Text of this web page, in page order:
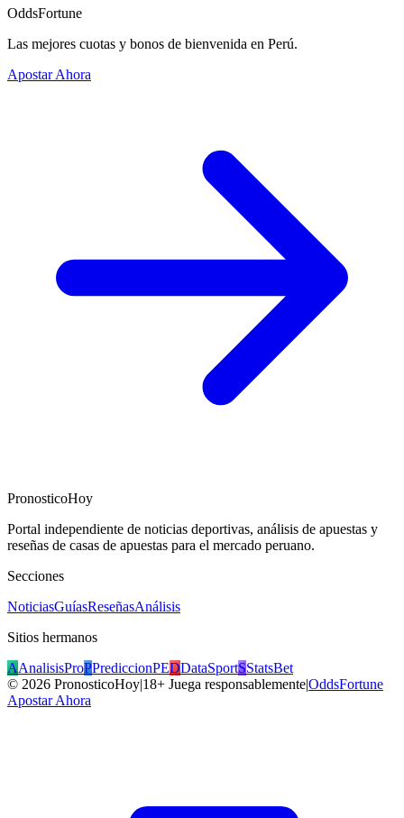
OddsFortune
Las mejores cuotas y bonos de bienvenida en Perú.
Apostar Ahora
PronosticoHoy
Portal independiente de noticias deportivas, análisis de apuestas y
reseñas de casas de apuestas para el mercado peruano.
Secciones
NoticiasGuíasReseñasAnálisis
Sitios hermanos
AAnalisisProPPrediccionPEDDataSportSStatsBet
© 2026 PronosticoHoy|18+ Juega responsablemente|OddsFortune
Apostar Ahora